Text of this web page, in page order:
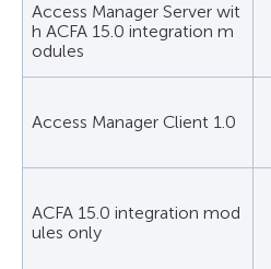
Access Manager Server wit
h ACFA 15.0 integration m
odules
Access Manager Client 1.0
ACFA 15.0 integration mod
ules only